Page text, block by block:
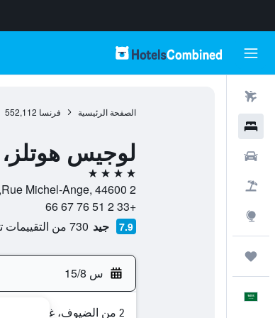
الصفحة الرئيسية فرنسا 552,112
لوجيس هوتلز،
4 نجوم
2 Rue Michel-Ange, 44600, سان-نازير, إقليم لوار الأطلسية, فرنسا
+33 2 51 76 67 66
7.9 جيد 730 من التقييمات تم التحقق منها
س 15/8
2 من الضيوف، غرفة واحدة